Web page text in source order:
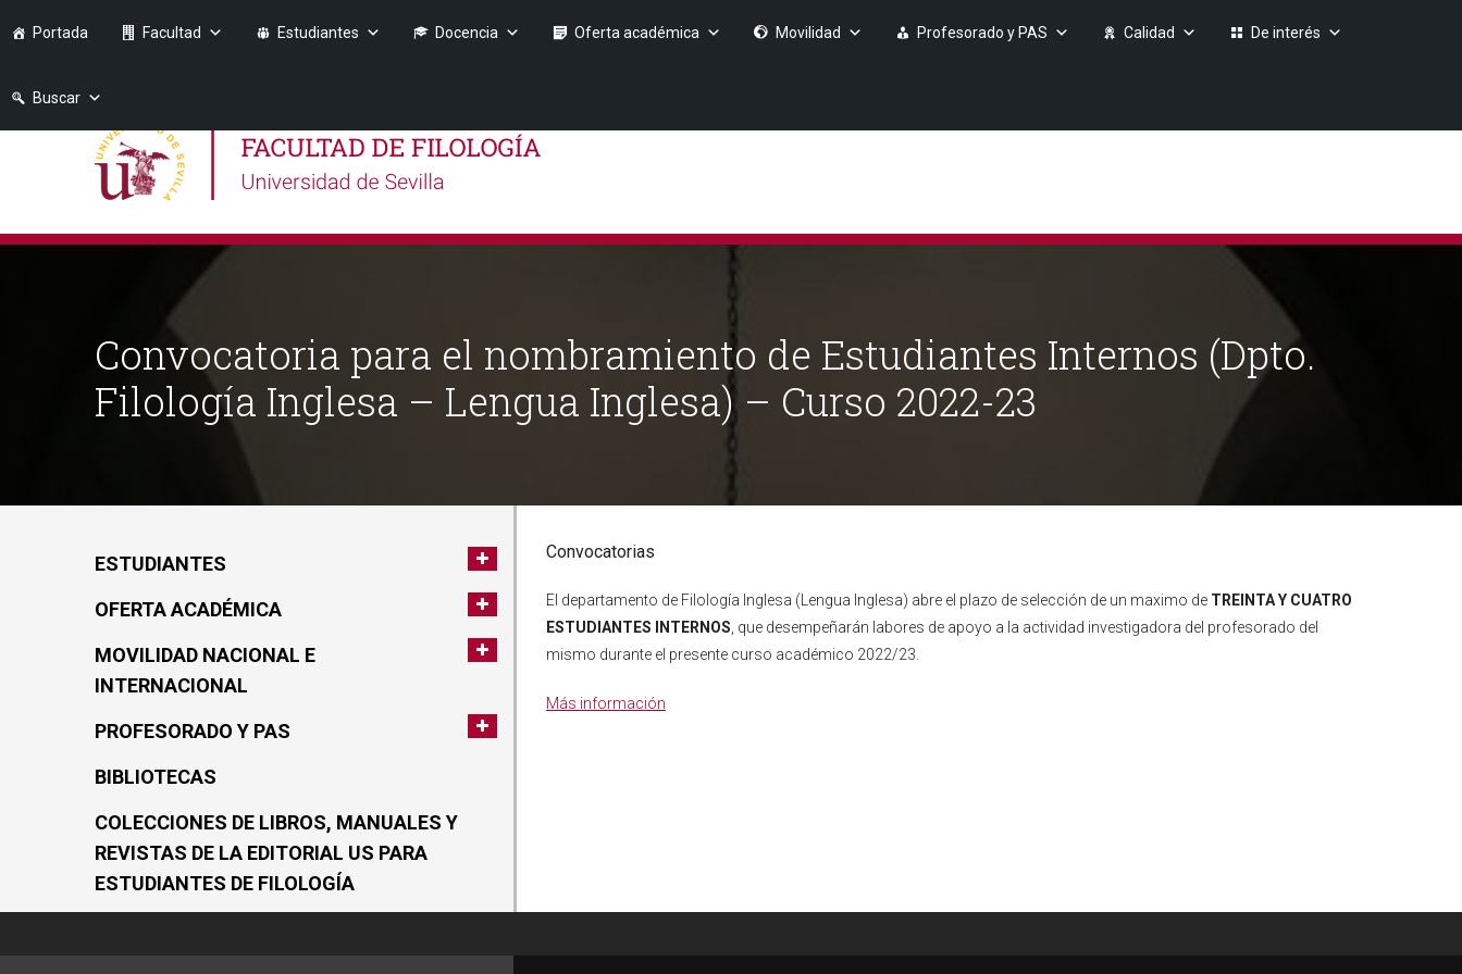
Portada Facultad Estudiantes Docencia Oferta académica Movilidad Profesorado y PAS Calidad De interés
Buscar
Convocatoria para el nombramiento de Estudiantes Internos (Dpto.
Filología Inglesa – Lengua Inglesa) – Curso 2022-23
ESTUDIANTES
OFERTA ACADÉMICA
MOVILIDAD NACIONAL E
INTERNACIONAL
PROFESORADO Y PAS
BIBLIOTECAS
COLECCIONES DE LIBROS, MANUALES Y
REVISTAS DE LA EDITORIAL US PARA
ESTUDIANTES DE FILOLOGÍA
Convocatorias
El departamento de Filología Inglesa (Lengua Inglesa) abre el plazo de selección de un maximo de TREINTA Y CUATRO
ESTUDIANTES INTERNOS , que desempeñarán labores de apoyo a la actividad investigadora del profesorado del
mismo durante el presente curso académico 2022/23.
Más información